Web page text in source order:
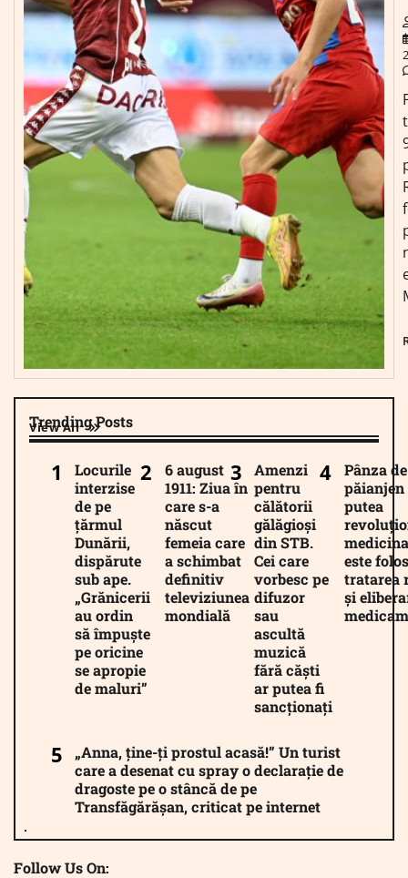
Trending Posts
View All
Locurile
interzise
de pe
țărmul
Dunării,
dispărute
sub ape.
„Grănicerii
au ordin
să împuște
pe oricine
se apropie
de maluri”
6 august
1911: Ziua în
care s-a
născut
femeia care
a schimbat
definitiv
televiziunea
mondială
Amenzi
pentru
călătorii
gălăgioși
din STB.
Cei care
vorbesc pe
difuzor
sau
ascultă
muzică
fără căști
ar putea fi
sancționați
Pânza de
păianjen
putea
este
tratarea
și
„Anna, ține-ți prostul acasă!” Un turist
care a desenat cu spray o declarație de
dragoste pe o stâncă de pe
Transfăgărășan, criticat pe internet
Follow Us On: